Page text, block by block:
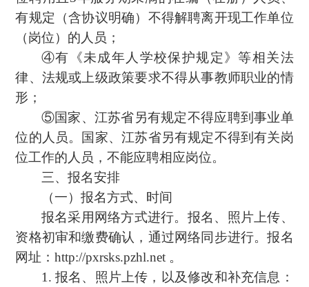
有规定（含协议明确）不得解聘离开现工作单位
（岗位）的人员；
④有《未成年人学校保护规定》等相关法
律、法规或上级政策要求不得从事教师职业的情
形；
⑤国家、江苏省另有规定不得应聘到事业单
位的人员。国家、江苏省另有规定不得到有关岗
位工作的人员，不能应聘相应岗位。
三、报名安排
（一）报名方式、时间
报名采用网络方式进行。报名、照片上传、
资格初审和缴费确认，通过网络同步进行。报名
网址：http://pxrsks.pzhl.net 。
1. 报名、照片上传，以及修改和补充信息：